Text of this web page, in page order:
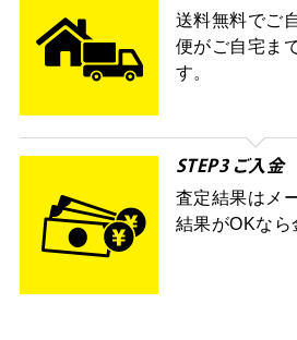
送料無料でご
便がご自宅ま
す。
STEP3 ご入金
査定結果はメ
結果がOKなら